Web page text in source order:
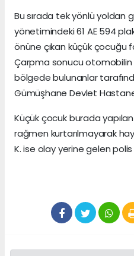
Bu sırada tek yönlü yoldan
yönetimindeki 61 AE 594
önüne çıkan küçük çocuğu
Çarpma sonucu otomobilin
bölgede bulunanlar
Gümüşhane Devlet
Küçük çocuk burada
rağmen kurtarılmayarak
K. ise olay yerine gelen